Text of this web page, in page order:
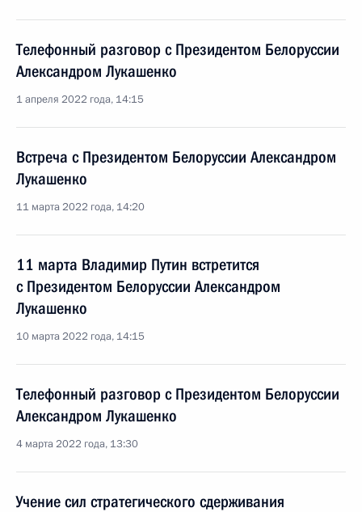
Телефонный разговор с Президентом Белоруссии
Александром Лукашенко
1 апреля 2022 года, 14:15
Встреча с Президентом Белоруссии Александром
Лукашенко
11 марта 2022 года, 14:20
11 марта Владимир Путин встретится
с Президентом Белоруссии Александром
Лукашенко
10 марта 2022 года, 14:15
Телефонный разговор с Президентом Белоруссии
Александром Лукашенко
4 марта 2022 года, 13:30
Учение сил стратегического сдерживания